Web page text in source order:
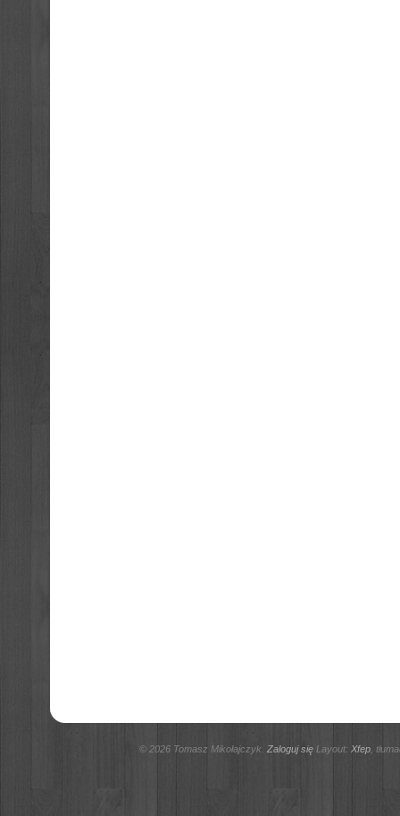
© 2026 Tomasz Mikołajczyk. Zaloguj sięLayout: Xfep,